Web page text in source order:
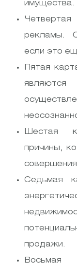
имущества.
рекламы.
если это
Пятая
Шестая
причины,
Седьмая
продажи.